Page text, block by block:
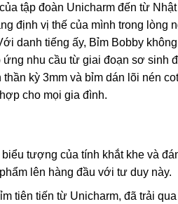
tập đoàn Unicharm đến từ
định vị thế của mình trong lòng
danh tiếng ấy, Bỉm Bobby
nhu cầu từ giai đoạn sơ sinh
kỳ 3mm và bỉm dán lõi nén
cho mọi gia đình.
tượng của tính khắt khe và
lên hàng đầu với tư duy này.
tiên tiến từ Unicharm, đã trải